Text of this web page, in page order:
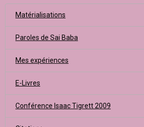
Matérialisations
Paroles de Sai Baba
Mes expériences
E-Livres
Conférence Isaac Tigrett 2009